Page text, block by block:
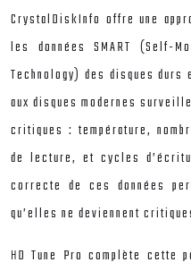
CrystalDiskInfo offre une
les données SMART (Self-
Technology) des disques
aux disques modernes
critiques : température,
de lecture, et cycles
correcte de ces données
qu’elles ne deviennent
HD Tune Pro complète cette